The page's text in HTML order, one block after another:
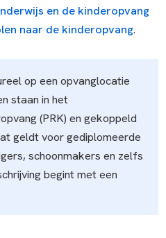
en de kinderopvang
naar de kinderopvang.
op een opvanglocatie
staan in het
(PRK) en gekoppeld
geldt voor gediplomeerde
schoonmakers en zelfs
begint met een